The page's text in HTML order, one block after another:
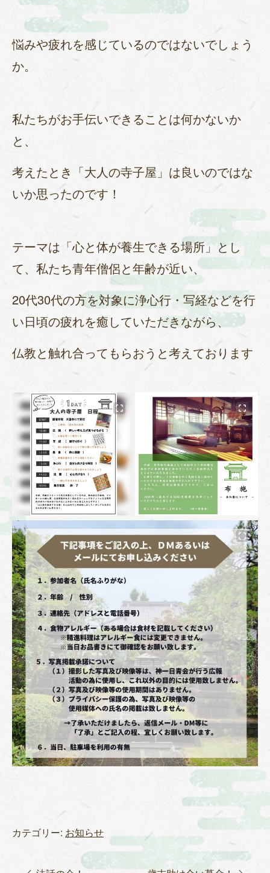
悩みや疲れを感じているのではないでしょう
か。
私たちがお手伝いできることは何かないか
と、
考えたとき「大人の寺子屋」は良いのではな
いか思ったのです！
テーマは「心と体が養生できる場所」とし
て、私たち青年僧侶と年齢が近い、
20代30代の方を対象に浄心行・写経などを行
い日頃の疲れを癒していただきながら、
仏教と触れ合ってもらおうと考えております
カテゴリー: お知らせ